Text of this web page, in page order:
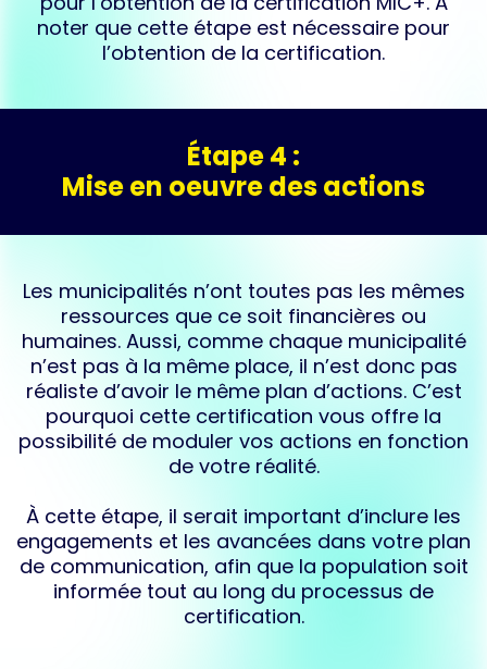
noter que cette étape est nécessaire pour
l’obtention de la certification.
Étape 4 :
Mise en oeuvre des actions
Les municipalités n’ont toutes pas les mêmes
ressources que ce soit financières ou
humaines. ​Aussi, comme chaque municipalité
n’est pas à la même place, il n’est donc pas
réaliste d’avoir le même plan d’actions. ​C’est
pourquoi cette certification vous offre​ la
possibilité de moduler vos actions en fonction
de votre réalité.
À cette étape, il serait important d’inclure les
engagements et les avancées dans votre plan
de communication, afin ​que la population soit
informée tout au long ​du processus de
certification.